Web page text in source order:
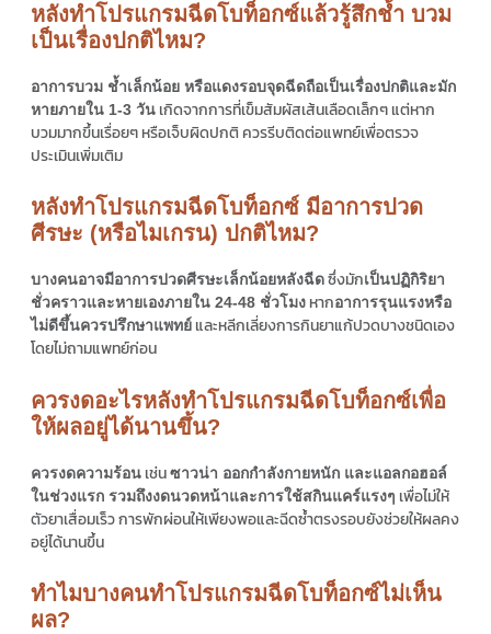
หลังทำโปรแกรมฉีดโบท็อกซ์แล้วรู้สึกช้ำ บวม
เป็นเรื่องปกติไหม?
อาการบวม ช้ำเล็กน้อย หรือแดงรอบจุดฉีดถือเป็นเรื่องปกติและมัก
หายภายใน 1-3 วัน เกิดจากการที่เข็มสัมผัสเส้นเลือดเล็กๆ แต่หาก
บวมมากขึ้นเรื่อยๆ หรือเจ็บผิดปกติ ควรรีบติดต่อแพทย์เพื่อตรวจ
ประเมินเพิ่มเติม
หลังทำโปรแกรมฉีดโบท็อกซ์ มีอาการปวด
ศีรษะ (หรือไมเกรน) ปกติไหม?
บางคนอาจมีอาการปวดศีรษะเล็กน้อยหลังฉีดซึ่งมักเป็นปฏิกิริยา
ชั่วคราวและหายเองภายใน 24-48 ชั่วโมง หากอาการรุนแรงหรือ
ไม่ดีขึ้นควรปรึกษาแพทย์ และหลีกเลี่ยงการกินยาแก้ปวดบางชนิดเอง
โดยไม่ถามแพทย์ก่อน
ควรงดอะไรหลังทำโปรแกรมฉีดโบท็อกซ์เพื่อ
ให้ผลอยู่ได้นานขึ้น?
ควรงดความร้อน เช่นซาวน่า ออกกำลังกายหนัก และแอลกอฮอล์
ในช่วงแรก รวมถึงงดนวดหน้าและการใช้สกินแคร์แรงๆ เพื่อไม่ให้
ตัวยาเสื่อมเร็ว การพักผ่อนให้เพียงพอและฉีดซ้ำตรงรอบยังช่วยให้ผลคง
อยู่ได้นานขึ้น
ทำไมบางคนทำโปรแกรมฉีดโบท็อกซ์ไม่เห็น
ผล?